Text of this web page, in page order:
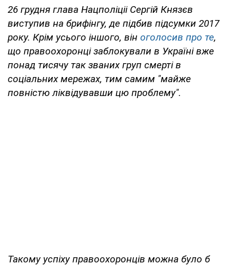
26 грудня глава Нацполіціі Сергій Князєв
виступив на брифінгу, де підбив підсумки 2017
року. Крім усього іншого, він оголосив про те,
що правоохоронці заблокували в Україні вже
понад тисячу так званих груп смерті в
соціальних мережах, тим самим "майже
повністю ліквідувавши цю проблему".
Такому успіху правоохоронців можна було б